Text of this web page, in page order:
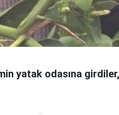
yatak odasına